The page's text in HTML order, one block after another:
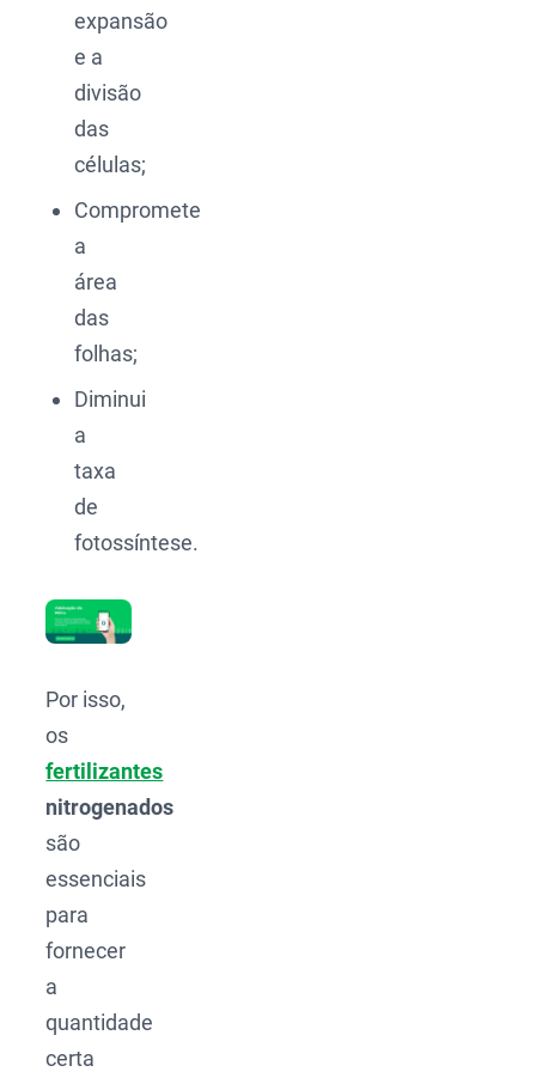
expansão
e a
divisão
das
células;
Compromete
a
área
das
folhas;
Diminui
a
taxa
de
fotossíntese.
Por isso,
os
fertilizantes
nitrogenados
são
essenciais
para
fornecer
a
quantidade
certa